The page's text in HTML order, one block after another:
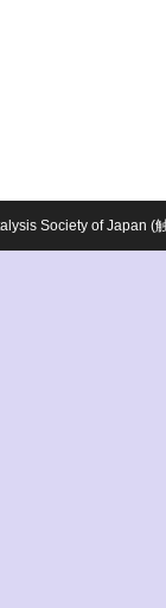
Society of Japan (